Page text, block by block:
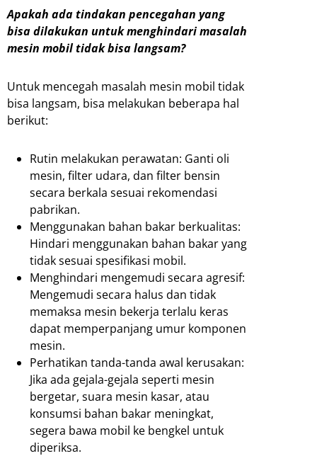
Apakah ada tindakan pencegahan yang
bisa dilakukan untuk menghindari masalah
mesin mobil tidak bisa langsam?
Untuk mencegah masalah mesin mobil tidak
bisa langsam, bisa melakukan beberapa hal
berikut:
Rutin melakukan perawatan: Ganti oli
mesin, filter udara, dan filter bensin
secara berkala sesuai rekomendasi
pabrikan.
Menggunakan bahan bakar berkualitas:
Hindari menggunakan bahan bakar yang
tidak sesuai spesifikasi mobil.
Menghindari mengemudi secara agresif:
Mengemudi secara halus dan tidak
memaksa mesin bekerja terlalu keras
dapat memperpanjang umur komponen
mesin.
Perhatikan tanda-tanda awal kerusakan:
Jika ada gejala-gejala seperti mesin
bergetar, suara mesin kasar, atau
konsumsi bahan bakar meningkat,
segera bawa mobil ke bengkel untuk
diperiksa.